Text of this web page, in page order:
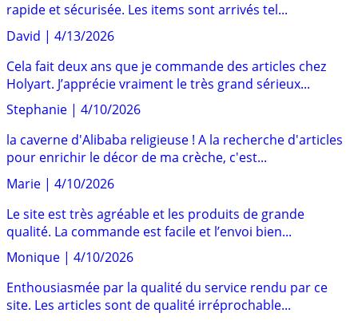
rapide et sécurisée. Les items sont arrivés tel...
David | 4/13/2026
Cela fait deux ans que je commande des articles chez
Holyart. J’apprécie vraiment le très grand sérieux...
Stephanie | 4/10/2026
la caverne d'Alibaba religieuse ! A la recherche d'articles
pour enrichir le décor de ma crèche, c'est...
Marie | 4/10/2026
Le site est très agréable et les produits de grande
qualité. La commande est facile et l’envoi bien...
Monique | 4/10/2026
Enthousiasmée par la qualité du service rendu par ce
site. Les articles sont de qualité irréprochable...